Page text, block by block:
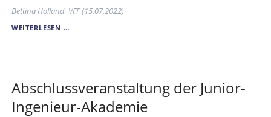
Bettina Holland, VFF (15.07.2022)
WEITERLESEN …
Abschlussveranstaltung der Junior-
Ingenieur-Akademie